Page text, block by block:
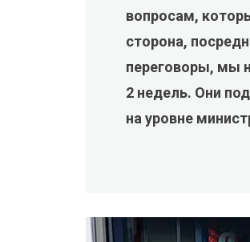
вопросам,
сторона,
переговоры, мы
2 недель. Они
на уровне